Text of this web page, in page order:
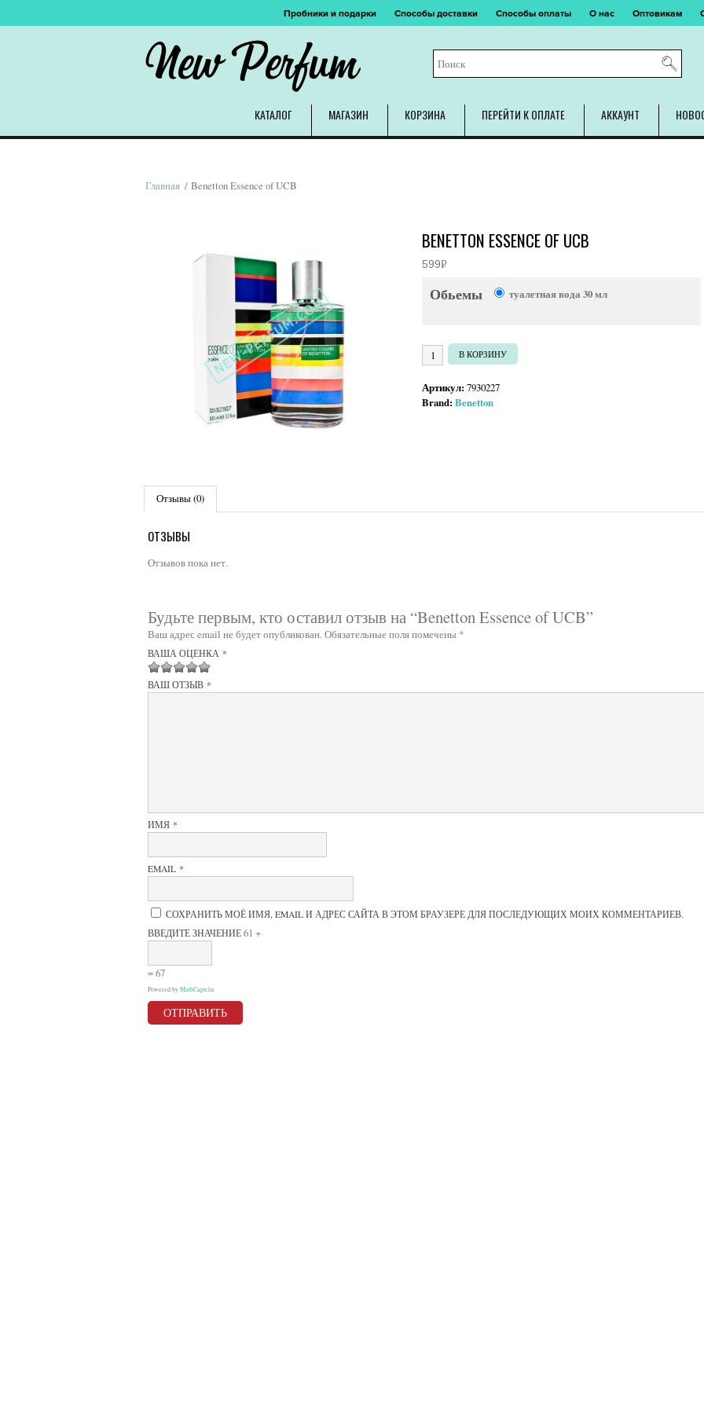
Пробники и подарки Способы доставки Способы оплаты О нас Оптовикам
New Perfum
КАТАЛОГ МАГАЗИН КОРЗИНА ПЕРЕЙТИ К ОПЛАТЕ АККАУНТ
Главная / Benetton Essence of UCB
BENETTON ESSENCE OF UCB
599Р
Обьемы туалетная вода 30 мл
Количество товара Benetton Essence of UCB
В КОРЗИНУ
Артикул:7930227
Brand:Benetton
Отзывы (0)
ОТЗЫВЫ
Отзывов пока нет.
Будьте первым, кто оставил отзыв на “Benetton Essence of UCB”
Ваш адрес email не будет опубликован.Обязательные поля помечены *
ВАША ОЦЕНКА *
1
из
2 из 5
звёзд
3 из 5
звёзд
4 из 5 звёзд
5 из 5 звёзд
ВАШ ОТЗЫВ *
ИМЯ *
EMAIL *
СОХРАНИТЬ МОЁ ИМЯ, EMAIL И АДРЕС САЙТА В ЭТОМ БРАУЗЕРЕ ДЛЯ ПОСЛЕДУЮЩИХ МОИХ КОММЕНТАРИЕВ.
ВВЕДИТЕ ЗНАЧЕНИЕ 61 +
= 67
Powered by MathCaptcha